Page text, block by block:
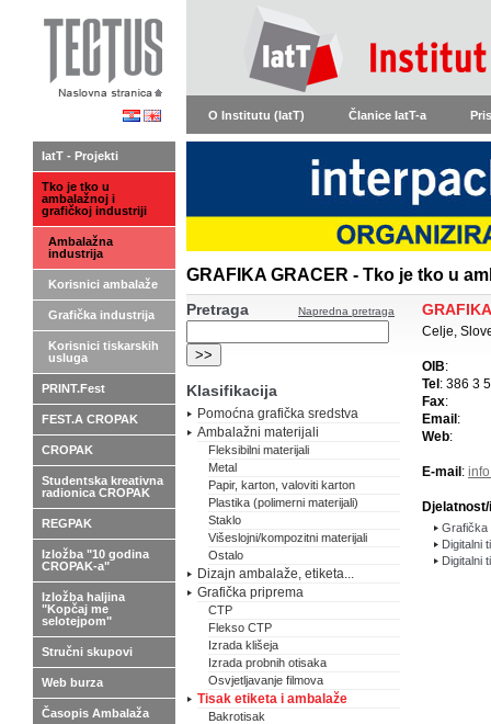
O Institutu (IatT) Članice IatT-a
GRAFIKA GRACER - Tko je tko u
Napredna pretraga
Pretraga
Klasifikacija
Pomoćna grafička sredstva
Ambalažni materijali
Fleksibilni materijali
Metal
Papir, karton, valoviti karton
Plastika (polimerni materijali)
Staklo
Višeslojni/kompozitni materijali
Ostalo
Dizajn ambalaže, etiketa...
Grafička priprema
CTP
Flekso CTP
Izrada klišeja
Izrada probnih otisaka
Osvjetljavanje filmova
Tisak etiketa i ambalaže
Bakrotisak
Celje,
OIB:
Tel : 386 3
Fax:
Email :
Web:
E-mail :
Djelatnost/i
Grafička
Digitalni
Digitalni
IatT - Projekti
Tko je tko u
ambalažnoj i
grafičkoj industriji
Ambalažna
industrija
Korisnici ambalaže
Grafička industrija
Korisnici tiskarskih
usluga
PRINT.Fest
FEST.A CROPAK
CROPAK
Studentska kreativna
radionica CROPAK
REGPAK
Izložba "10 godina
CROPAK-a"
Izložba haljina
"Kopčaj me
selotejpom"
Stručni skupovi
Web burza
Časopis Ambalaža